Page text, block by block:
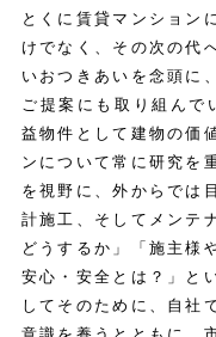
とくに賃貸マンション
けでなく、その次の代
いおつきあいを念頭に
ご提案にも取り組んで
益物件として建物の価
ンについて常に研究を
を視野に、外からでは
計施工、そしてメンテ
どうするか」「施主様
安心・安全とは？」と
してそのために、自社